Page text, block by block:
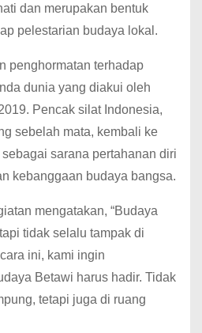
dan merupakan bentuk
pelestarian budaya lokal.
penghormatan terhadap
dunia yang diakui oleh
Pencak silat Indonesia,
sebelah mata, kembali ke
sarana pertahanan diri
kebanggaan budaya bangsa.
mengatakan, “Budaya
tidak selalu tampak di
ini, kami ingin
Betawi harus hadir. Tidak
tetapi juga di ruang